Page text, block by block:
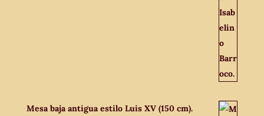
Mesa baja antigua estilo Luis XV (150 cm).